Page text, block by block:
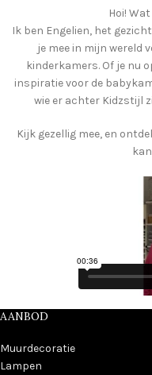
Hoi!
Ik ben Engelien, het
je mee in mijn wereld
kinderkamers. Of je nu
inspiratie voor de
wie er achter Kidzstijl
Kijk gezellig mee, en
AANBOD
Muurdecoratie
Lampen